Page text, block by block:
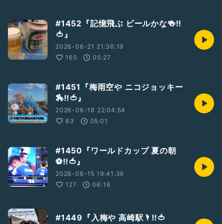
#1452『記憶飛ぶ ビールかな🍻‼️
🍅』
2026-06-21 21:36:19
165
05:27
#1451『梅雨空や ニコジョッキー
🏇‼️🍅』
2026-06-18 22:04:54
63
05:01
#1450『ワールドカップ 夏の朝
⚽️‼️🍅』
2026-06-15 19:41:36
127
06:16
#1449『入梅や 高崎駅🌂‼️🍅